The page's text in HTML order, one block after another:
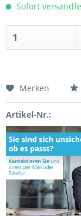
Sofort
Merken
Artikel-Nr.: